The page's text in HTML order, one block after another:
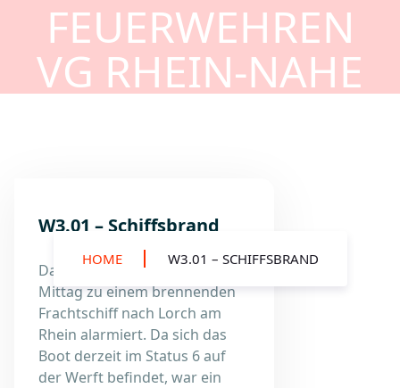
FEUERWEHREN
VG RHEIN-NAHE
HOME W3.01 – SCHIFFSBRAND
W3.01 – Schiffsbrand
Das HLB Loreley wurde am
Mittag zu einem brennenden
Frachtschiff nach Lorch am
Rhein alarmiert. Da sich das
Boot derzeit im Status 6 auf
der Werft befindet, war ein